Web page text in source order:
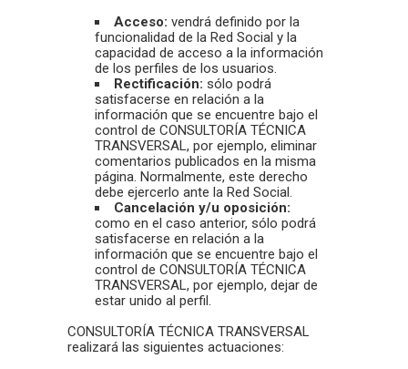
Acceso: vendrá definido por la
funcionalidad de la Red Social y la
capacidad de acceso a la información
de los perfiles de los usuarios.
Rectificación: sólo podrá
satisfacerse en relación a la
información que se encuentre bajo el
control de CONSULTORÍA TÉCNICA
TRANSVERSAL, por ejemplo, eliminar
comentarios publicados en la misma
página. Normalmente, este derecho
debe ejercerlo ante la Red Social.
Cancelación y/u oposición:
como en el caso anterior, sólo podrá
satisfacerse en relación a la
información que se encuentre bajo el
control de CONSULTORÍA TÉCNICA
TRANSVERSAL, por ejemplo, dejar de
estar unido al perfil.
CONSULTORÍA TÉCNICA TRANSVERSAL
realizará las siguientes actuaciones: